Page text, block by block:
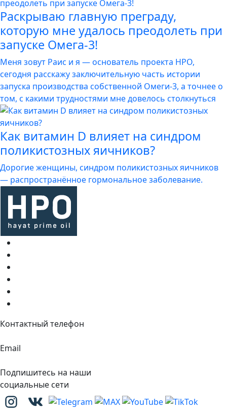
Раскрываю главную преграду,
которую мне удалось преодолеть при
запуске Омега-3!
Меня зовут Раис и я — основатель проекта HPO,
сегодня расскажу заключительную часть истории
запуска производства собственной Омеги-3, а точнее о
том, с какими трудностями мне довелось столкнуться
Как витамин D влияет на синдром
поликистозных яичников?
Дорогие женщины, синдром поликистозных яичников
— распространённое гормональное заболевание.
Контактный телефон
Email
Подпишитесь на наши
социальные сети